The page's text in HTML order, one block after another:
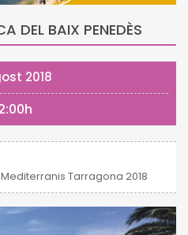
DEL BAIX PENEDÈS
2018
Tarragona 2018